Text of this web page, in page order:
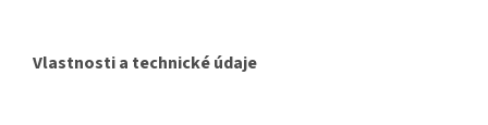
Vlastnosti a technické údaje